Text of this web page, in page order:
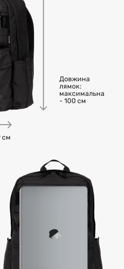
см
Довжина
лямок:
максимальна
- 100 см